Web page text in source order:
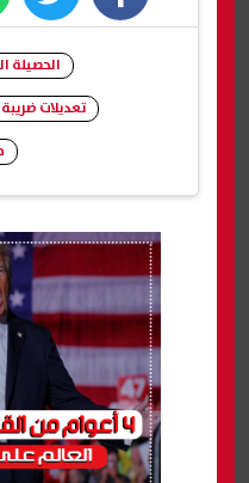
facebook
الحصيلة
تعديلات